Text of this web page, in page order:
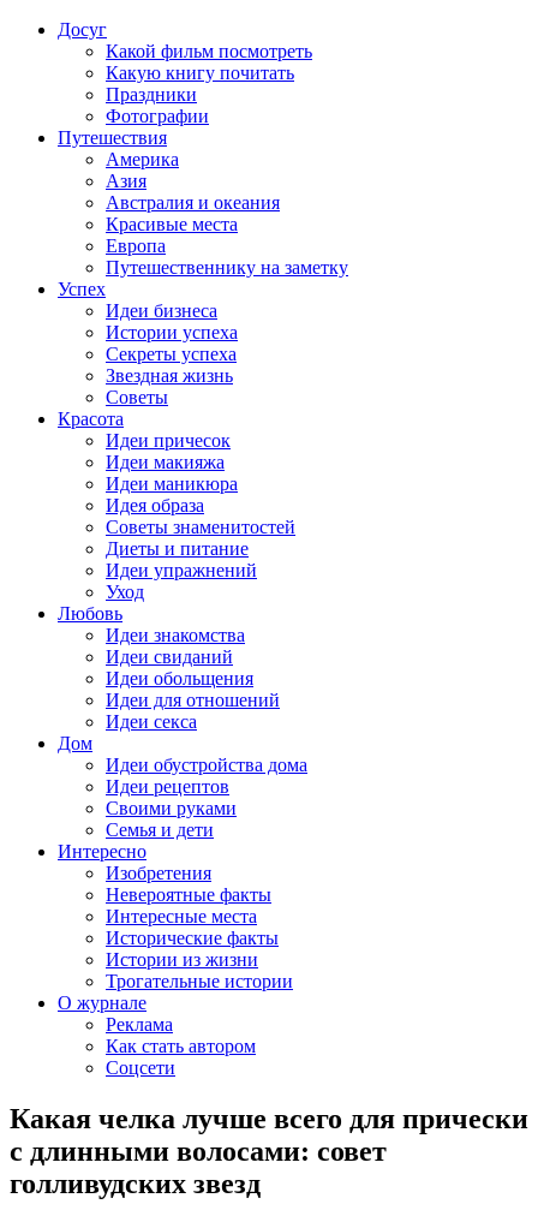
Досуг
Какой фильм посмотреть
Какую книгу почитать
Праздники
Фотографии
Путешествия
Америка
Азия
Австралия и океания
Красивые места
Европа
Путешественнику на заметку
Успех
Идеи бизнеса
Истории успеха
Секреты успеха
Звездная жизнь
Советы
Красота
Идеи причесок
Идеи макияжа
Идеи маникюра
Идея образа
Советы знаменитостей
Диеты и питание
Идеи упражнений
Уход
Любовь
Идеи знакомства
Идеи свиданий
Идеи обольщения
Идеи для отношений
Идеи секса
Дом
Идеи обустройства дома
Идеи рецептов
Своими руками
Семья и дети
Интересно
Изобретения
Невероятные факты
Интересные места
Исторические факты
Истории из жизни
Трогательные истории
О журнале
Реклама
Как стать автором
Соцсети
Какая челка лучше всего для прически
с длинными волосами: совет
голливудских звезд